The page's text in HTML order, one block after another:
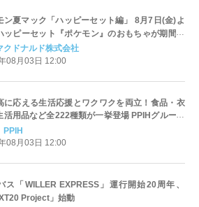
ン夏マック「ハッピーセット編」 8月7日(金)よ
ッピーセット『ポケモン』のおもちゃが期間限
クドナルド株式会社
08月03日 12:00
に応える生活応援とワクワクを両立！食品・衣
活用品など全222種類が一挙登場 PPIHグループ
袋」＆セール 8月6日(木)より順次スタート
PPIH
08月03日 12:00
ス「WILLER EXPRESS」運行開始20周年、
Project」始動